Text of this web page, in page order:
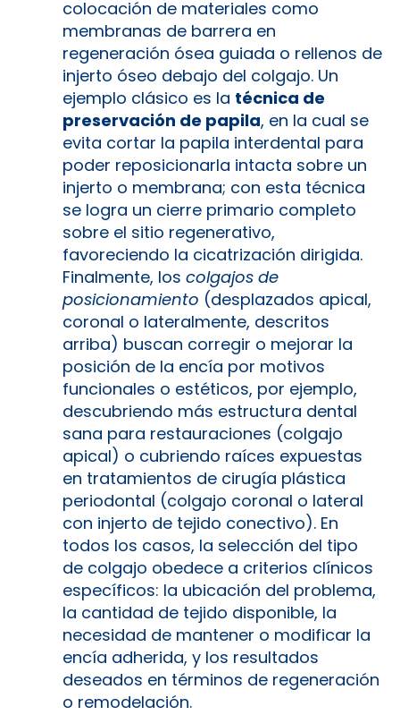
colocación de materiales como
membranas de barrera en
regeneración ósea guiada o rellenos de
injerto óseo debajo del colgajo. Un
ejemplo clásico es la técnica de
preservación de papila, en la cual se
evita cortar la papila interdental para
poder reposicionarla intacta sobre un
injerto o membrana; con esta técnica
se logra un cierre primario completo
sobre el sitio regenerativo,
favoreciendo la cicatrización dirigida.
Finalmente, los colgajos de
posicionamiento (desplazados apical,
coronal o lateralmente, descritos
arriba) buscan corregir o mejorar la
posición de la encía por motivos
funcionales o estéticos, por ejemplo,
descubriendo más estructura dental
sana para restauraciones (colgajo
apical) o cubriendo raíces expuestas
en tratamientos de cirugía plástica
periodontal (colgajo coronal o lateral
con injerto de tejido conectivo). En
todos los casos, la selección del tipo
de colgajo obedece a criterios clínicos
específicos: la ubicación del problema,
la cantidad de tejido disponible, la
necesidad de mantener o modificar la
encía adherida, y los resultados
deseados en términos de regeneración
o remodelación.